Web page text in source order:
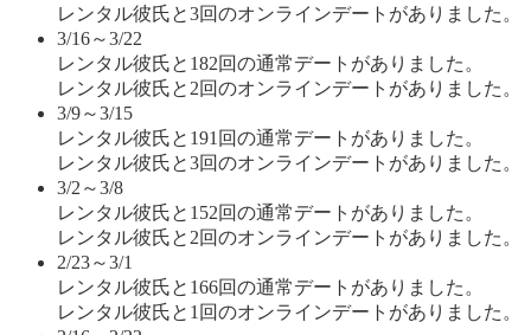
レンタル彼氏と3回のオンラインデートがありました。
3/16～3/22
レンタル彼氏と182回の通常デートがありました。
レンタル彼氏と2回のオンラインデートがありました。
3/9～3/15
レンタル彼氏と191回の通常デートがありました。
レンタル彼氏と3回のオンラインデートがありました。
3/2～3/8
レンタル彼氏と152回の通常デートがありました。
レンタル彼氏と2回のオンラインデートがありました。
2/23～3/1
レンタル彼氏と166回の通常デートがありました。
レンタル彼氏と1回のオンラインデートがありました。